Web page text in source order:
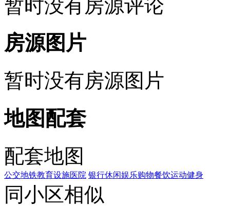
暂时没有房源评论
房源图片
暂时没有房源图片
地图配套
配套地图
公交地铁教育设施医院 银行休闲娱乐购物餐饮运动健身
同小区相似